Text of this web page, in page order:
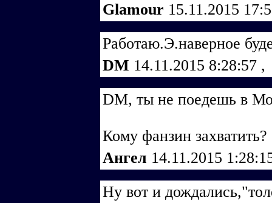
Glamour 15.11.2015
Работаю.Э.наверное
DM 14.11.2015 8:28:57 ,
DM, ты не поедешь в
Кому фанзин захватить?
Ангел 14.11.2015
Ну вот и